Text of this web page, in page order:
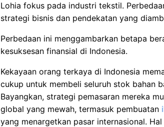
Lohia fokus pada industri tekstil.
strategi bisnis dan pendekatan yang
Perbedaan ini menggambarkan betapa
kesuksesan finansial di Indonesia.
Kekayaan orang terkaya di Indonesia
cukup untuk membeli seluruh stok bahan
Bayangkan, strategi pemasaran mereka
global yang mewah, termasuk pembuatan
yang menargetkan pasar internasional.